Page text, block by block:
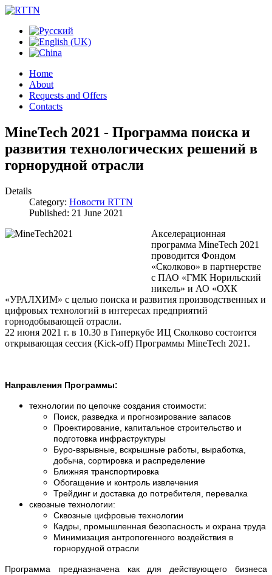
Home
About
Requests and Offers
Contacts
MineTech 2021 - Программа поиска и
развития технологических решений в
горнорудной отрасли
Details
Category: Новости RTTN
Published: 21 June 2021
Акселерационная
программа MineTech 2021
проводится Фондом
«Сколково» в партнерстве
с ПАО «ГМК Норильский
никель» и АО «ОХК
«УРАЛХИМ» с целью поиска и развития производственных и
цифровых технологий в интересах предприятий
горнодобывающей отрасли.
22 июня 2021 г. в 10.30 в Гиперкубе ИЦ Сколково состоится
открывающая сессия (Kick-off) Программы MineTech 2021.
Направления Программы:
технологии по цепочке создания стоимости:
Поиск, разведка и прогнозирование запасов
Проектирование, капитальное строительство и
подготовка инфраструктуры
Буро-взрывные, вскрышные работы, выработка,
добыча, сортировка и распределение
Ближняя транспортировка
Обогащение и контроль извлечения
Трейдинг и доставка до потребителя, перевалка
сквозные технологии:
Сквозные цифровые технологии
Кадры, промышленная безопасность и охрана труда
Минимизация антропогенного воздействия в
горнорудной отрасли
Программа предназначена как для действующего бизнеса